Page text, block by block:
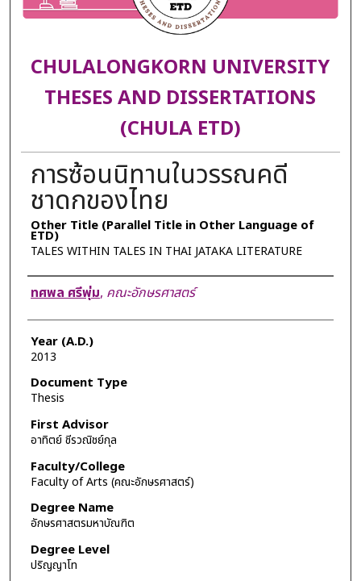
CHULALONGKORN UNIVERSITY
THESES AND DISSERTATIONS
(CHULA ETD)
การซ้อนนิทานในวรรณคดี
ชาดกของไทย
Other Title (Parallel Title in Other Language of
ETD)
TALES WITHIN TALES IN THAI JATAKA LITERATURE
Author
ทศพล ศรีพุ่ม, คณะอักษรศาสตร์
Year (A.D.)
2013
Document Type
Thesis
First Advisor
อาทิตย์ ชีรวณิชย์กุล
Faculty/College
Faculty of Arts (คณะอักษรศาสตร์)
Degree Name
อักษรศาสตรมหาบัณฑิต
Degree Level
ปริญญาโท